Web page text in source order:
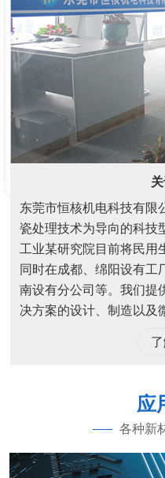
东莞市恒核机电科技有限
瓷处理技术为导向的科技
工业某研究院目前将民用
同时在成都、绵阳设有工
南设有分公司等。我们提
决方案的设计、制造以及
应
各种新